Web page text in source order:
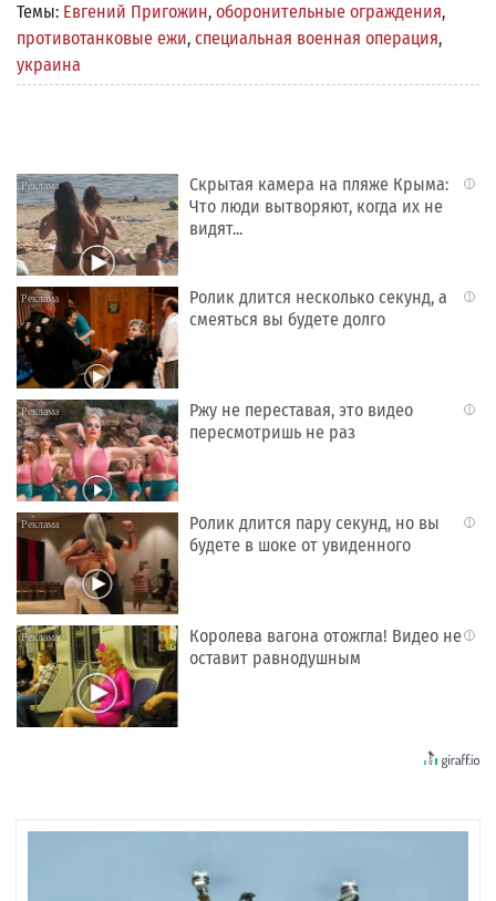
Темы: Евгений Пригожин, оборонительные ограждения,
противотанковые ежи, специальная военная операция,
украина
i
Скрытая камера на пляже Крыма:
Что люди вытворяют, когда их не
видят...
i
Ролик длится несколько секунд, а
смеяться вы будете долго
i
Ржу не переставая, это видео
пересмотришь не раз
i
Ролик длится пару секунд, но вы
будете в шоке от увиденного
i
Королева вагона отожгла! Видео не
оставит равнодушным